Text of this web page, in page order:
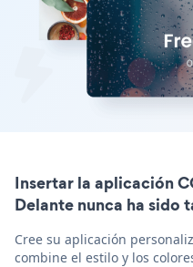
Insertar la aplicación
Delante nunca ha sido
Cree su aplicación
combine el estilo y los